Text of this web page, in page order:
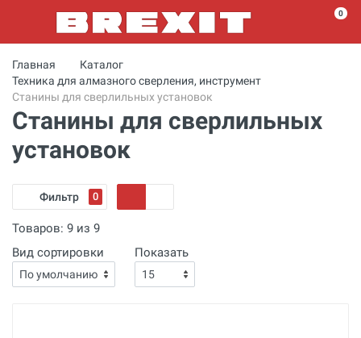
0
Главная
Каталог
Техника для алмазного сверления, инструмент
Станины для сверлильных установок
Станины для сверлильных
установок
Фильтр 0
Товаров: 9 из 9
Вид сортировки
Показать